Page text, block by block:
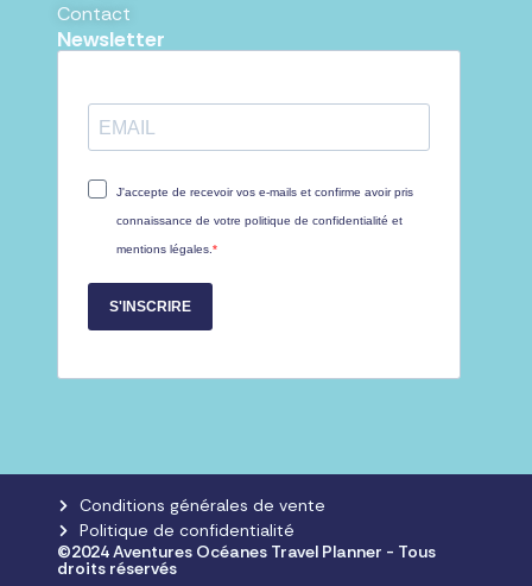
Contact
Newsletter
J'accepte de recevoir vos e-mails et confirme avoir pris
connaissance de votre politique de confidentialité et
mentions légales.
S'INSCRIRE
Conditions générales de vente
Politique de confidentialité
©2024 Aventures Océanes Travel Planner - Tous
droits réservés